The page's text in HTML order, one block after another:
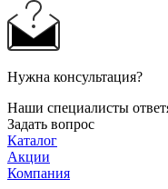
Нужна консультация?
Наши специалисты
Задать вопрос
Каталог
Акции
Компания